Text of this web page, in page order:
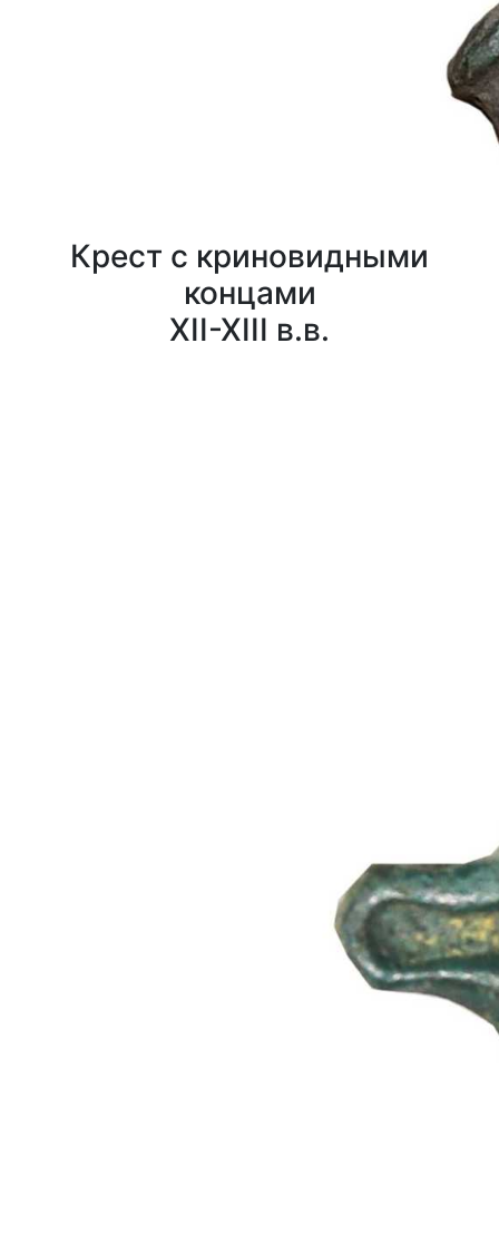
Крест с криновидными
концами
XII-XIII в.в.